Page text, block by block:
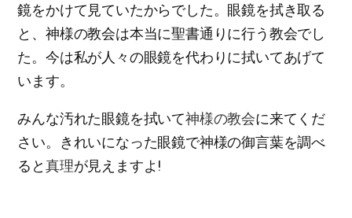
鏡をかけて見ていたからでした。眼鏡を拭き取る
と、神様の教会は本当に聖書通りに行う教会でし
た。今は私が人々の眼鏡を代わりに拭いてあげて
います。
みんな汚れた眼鏡を拭いて神様の教会に来てくだ
さい。きれいになった眼鏡で神様の御言葉を調べ
ると真理が見えますよ!